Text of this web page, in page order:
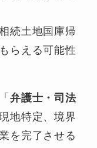
続土地国庫帰
らえる可能性
弁護士・司法
地特定、境界
を完了させる